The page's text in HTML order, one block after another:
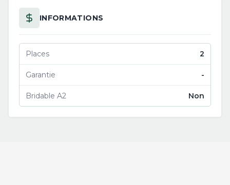
INFORMATIONS
Places 2
Garantie -
Bridable A2 Non